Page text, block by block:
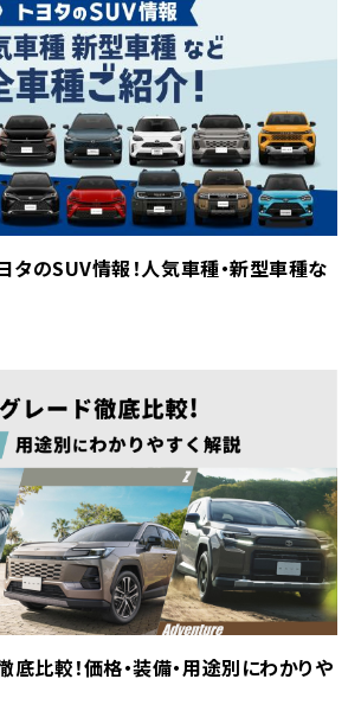
タのSUV情報！人気車種・新型車種な
底比較！価格・装備・用途別にわかりや